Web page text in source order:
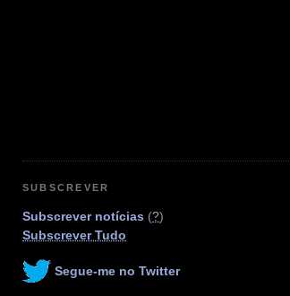
SUBSCREVER
Subscrever notícias (?)
Subscrever Tudo
Segue-me no Twitter